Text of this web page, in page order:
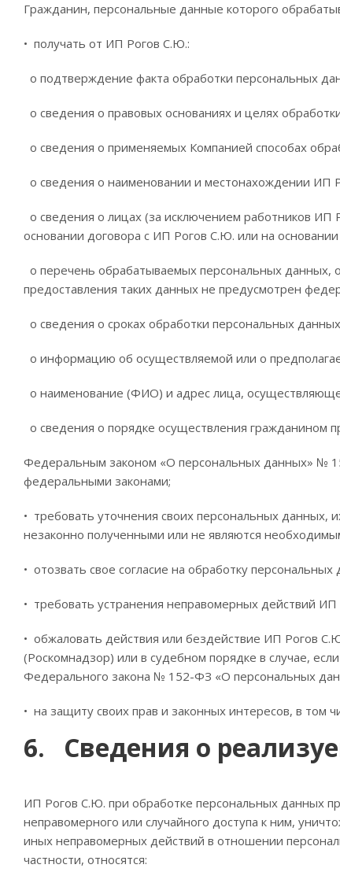
Гражданин, персональные данные которого
• получать от ИП Рогов С.Ю.:
o подтверждение факта обработки персональных
o сведения о правовых основаниях и целях
o сведения о применяемых Компанией способах
o сведения о наименовании и местонахождении ИП
o сведения о лицах (за исключением работников
основании договора с ИП Рогов С.Ю. или на
o перечень обрабатываемых персональных данных,
предоставления таких данных не предусмотрен
o сведения о сроках обработки персональных
o информацию об осуществляемой или о
o наименование (ФИО) и адрес лица,
o сведения о порядке осуществления гражданином
Федеральным законом «О персональных данных» №
федеральными законами;
• требовать уточнения своих персональных
незаконно полученными или не являются
• отозвать свое согласие на обработку персональных
• требовать устранения неправомерных действий
• обжаловать действия или бездействие ИП Рогов
(Роскомнадзор) или в судебном порядке в случае,
Федерального закона № 152-ФЗ «О персональных
• на защиту своих прав и законных интересов, в
6. Сведения о
ИП Рогов С.Ю. при обработке персональных данных
неправомерного или случайного доступа к ним,
иных неправомерных действий в отношении
частности, относятся: